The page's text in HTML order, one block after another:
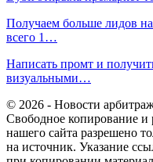
Получаем больше лидов
всего 1…
Написать промт и
визуальными…
© 2026 - Новости
Свободное копирование и
нашего сайта разрешено
на источник. Указание